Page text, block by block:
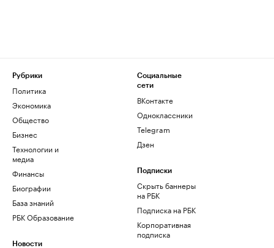
Рубрики
Политика
Экономика
Общество
Бизнес
Технологии и
медиа
Финансы
Биографии
База знаний
РБК Образование
Новости
Социальные
сети
ВКонтакте
Одноклассники
Telegram
Дзен
Подписки
Скрыть баннеры
на РБК
Подписка на РБК
Корпоративная
подписка